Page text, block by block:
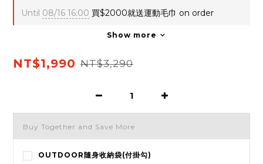
Until 08/16 16:00 買$2000就送運動毛巾 on order
Show more
NT$1,990 NT$3,290
Buy Together and Save More
OUTDOOR隨身收納袋(付掛勾)